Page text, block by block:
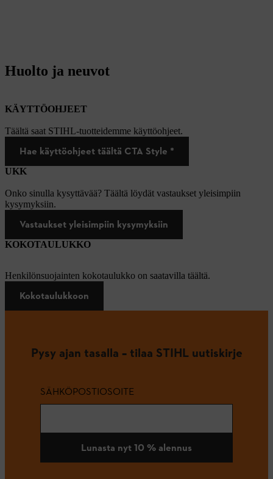
Huolto ja neuvot
KÄYTTÖOHJEET
Täältä saat STIHL-tuotteidemme käyttöohjeet.
Hae käyttöohjeet täältä CTA Style *
UKK
Onko sinulla kysyttävää? Täältä löydät vastaukset yleisimpiin
kysymyksiin.
Vastaukset yleisimpiin kysymyksiin
KOKOTAULUKKO
Henkilönsuojainten kokotaulukko on saatavilla täältä.
Kokotaulukkoon
Pysy ajan tasalla – tilaa STIHL uutiskirje
SÄHKÖPOSTIOSOITE
Lunasta nyt 10 % alennus